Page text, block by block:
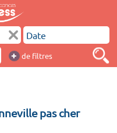
+ de filtres
pas cher